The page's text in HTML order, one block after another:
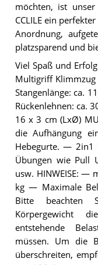
möchten, ist
CCLILE ein
Anordnung,
platzsparend und
Viel Spaß und
Multigriff
Stangenlänge: ca.
Rückenlehnen: ca.
16 x 3 cm (LxØ)
die Aufhängung
Hebegurte. — 2in1
Übungen wie Pull
usw. HINWEISE: —
kg — Maximale
Bitte beachten
Körpergewicht
entstehende
müssen. Um die
überschreiten,